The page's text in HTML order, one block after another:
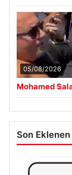
05/08/2026
Mohamed
Son